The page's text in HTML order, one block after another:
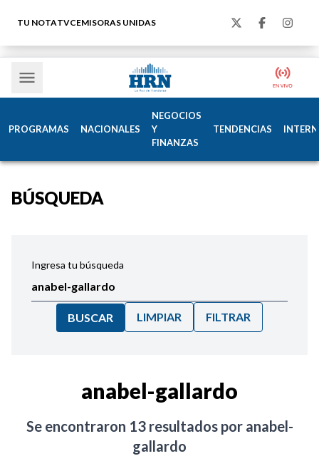
TU NOTATVCEMISORAS UNIDAS
PROGRAMAS NACIONALES
NEGOCIOS
Y
FINANZAS
TENDENCIAS
BÚSQUEDA
Ingresa tu búsqueda
BUSCAR LIMPIAR FILTRAR
anabel-gallardo
Se encontraron 13resultados por anabel-
gallardo